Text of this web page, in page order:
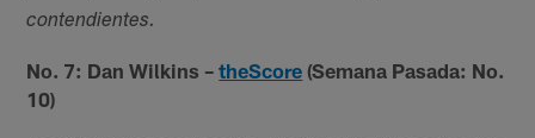
contendientes.
No. 7: Dan Wilkins –theScore (Semana Pasada: No.
10)